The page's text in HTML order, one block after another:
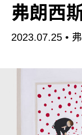
新闻
展评
杂志
ENGLISH
ART &
弗朗西
2023.07.25 •